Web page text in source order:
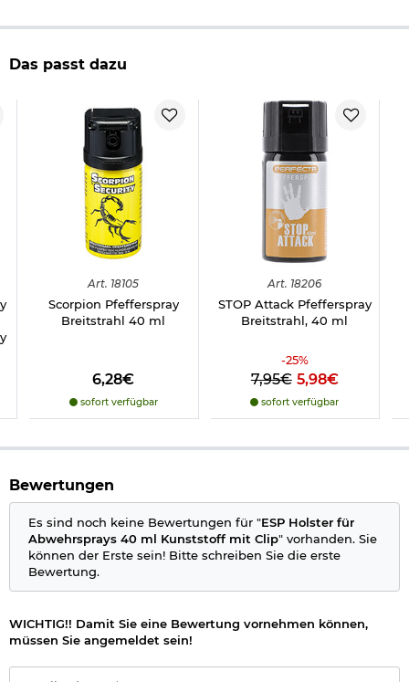
Marke/Hersteller: ESP
Herstellerinformationen
Verantwortliche Person für die EU
Das passt dazu
Art. 18105
Scorpion Pfefferspray
Breitstrahl 40 ml
6,28€
sofort verfügbar
Art. 18206
STOP Attack Pfefferspray
Breitstrahl, 40 ml
-25%
7,95€ 5,98€
sofort verfügbar
Bewertungen
Es sind noch keine Bewertungen für "ESP Holster für
Abwehrsprays 40 ml Kunststoff mit Clip" vorhanden. Sie
können der Erste sein! Bitte schreiben Sie die erste
Bewertung.
WICHTIG!! Damit Sie eine Bewertung vornehmen können,
müssen Sie angemeldet sein!